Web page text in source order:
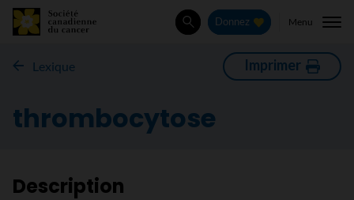
Rechercher
Donnez Menu
Lexique Imprimer
thrombocytose
Description